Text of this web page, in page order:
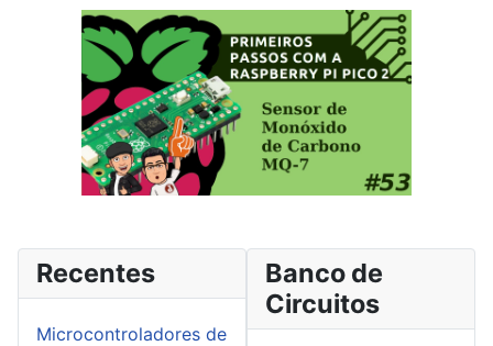
Recentes
Microcontroladores de
Banco de
Circuitos